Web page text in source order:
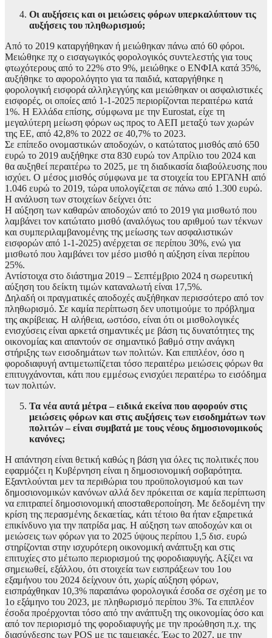
Οι αυξήσεις και οι μειώσεις φόρων υπερκαλύπτουν τις
αυξήσεις του πληθωρισμού;
Από το 2019 καταργήθηκαν ή μειώθηκαν πάνω από 60 φόροι.
Μειώθηκε πχ ο εισαγωγικός φορολογικός συντελεστής για τους
φτωχότερους από το 22% στο 9%, μειώθηκε ο ΕΝΦΙΑ κατά 35%,
αυξήθηκε το αφορολόγητο για τα παιδιά, καταργήθηκε η
φορολογική εισφορά αλληλεγγύης και μειώθηκαν οι ασφαλιστικές
εισφορές, οι οποίες από 1-1-2025 περιορίζονται περαιτέρω κατά
1%. Η Ελλάδα επίσης, σύμφωνα με την Eurostat, είχε τη
μεγαλύτερη μείωση φόρων ως προς το ΑΕΠ μεταξύ των χωρών
της ΕΕ, από 42,8% το 2022 σε 40,7% το 2023.
Σε επίπεδο ονομαστικών αποδοχών, ο κατώτατος μισθός από 650
ευρώ το 2019 αυξήθηκε στα 830 ευρώ τον Απρίλιο του 2024 και
θα αυξηθεί περαιτέρω το 2025, με τη διαδικασία διαβούλευσης που
ισχύει. Ο μέσος μισθός σύμφωνα με τα στοιχεία του ΕΡΓΑΝΗ από
1.046 ευρώ το 2019, τώρα υπολογίζεται σε πάνω από 1.300 ευρώ.
Η ανάλυση των στοιχείων δείχνει ότι:
Η αύξηση των καθαρών αποδοχών από το 2019 για μισθωτό που
λαμβάνει τον κατώτατο μισθό (αναλόγως του αριθμού των τέκνων
και συμπεριλαμβανομένης της μείωσης των ασφαλιστικών
εισφορών από 1-1-2025) ανέρχεται σε περίπου 30%, ενώ για
μισθωτό που λαμβάνει τον μέσο μισθό η αύξηση είναι περίπου
25%.
Αντίστοιχα στο διάστημα 2019 – Σεπτέμβριο 2024 η σωρευτική
αύξηση του δείκτη τιμών καταναλωτή είναι 17,5%.
Δηλαδή οι πραγματικές αποδοχές αυξήθηκαν περισσότερο από τον
πληθωρισμό. Σε καμία περίπτωση δεν υποτιμούμε το πρόβλημα
της ακρίβειας. Η αλήθεια, ωστόσο, είναι ότι οι μισθολογικές
ενισχύσεις είναι αρκετά σημαντικές με βάση τις δυνατότητες της
οικονομίας και απαντούν σε σημαντικό βαθμό στην ανάγκη
στήριξης των εισοδημάτων των πολιτών. Και επιπλέον, όσο η
φοροδιαφυγή αντιμετωπίζεται τόσο περαιτέρω μειώσεις φόρων θα
επιτυγχάνονται, κάτι που εμμέσως ενισχύει περαιτέρω το εισόδημα
των πολιτών.
Τα νέα αυτά μέτρα – ειδικά εκείνα που αφορούν στις
μειώσεις φόρων και στις αυξήσεις των εισοδημάτων των
πολιτών – είναι συμβατά με τους νέους δημοσιονομικούς
κανόνες;
Η απάντηση είναι θετική καθώς η βάση για όλες τις πολιτικές που
εφαρμόζει η Κυβέρνηση είναι η δημοσιονομική σοβαρότητα.
Εξαντλούνται μεν τα περιθώρια του προϋπολογισμού και των
δημοσιονομικών κανόνων αλλά δεν πρόκειται σε καμία περίπτωση
να επιτραπεί δημοσιονομική αποσταθεροποίηση. Με δεδομένη την
κρίση της περασμένης δεκαετίας, κάτι τέτοιο θα ήταν εξαιρετικά
επικίνδυνο για την πατρίδα μας. Η αύξηση των αποδοχών και οι
μειώσεις των φόρων για το 2025 ύψους περίπου 1,5 δισ. ευρώ
στηρίζονται στην ισχυρότερη οικονομική ανάπτυξη και στις
επιτυχίες στο μέτωπο περιορισμού της φοροδιαφυγής. Αξίζει να
σημειωθεί, εξάλλου, ότι στοιχεία των εισπράξεων του 1ου
εξαμήνου του 2024 δείχνουν ότι, χωρίς αύξηση φόρων,
εισπράχθηκαν 10,3% παραπάνω φορολογικά έσοδα σε σχέση με το
1ο εξάμηνο του 2023, με πληθωρισμό περίπου 3%. Τα επιπλέον
έσοδα προέρχονται τόσο από την ανάπτυξη της οικονομίας όσο και
από τον περιορισμό της φοροδιαφυγής με την προώθηση π.χ. της
διασύνδεσης των POS με τις ταμειακές. Έως το 2027, με την